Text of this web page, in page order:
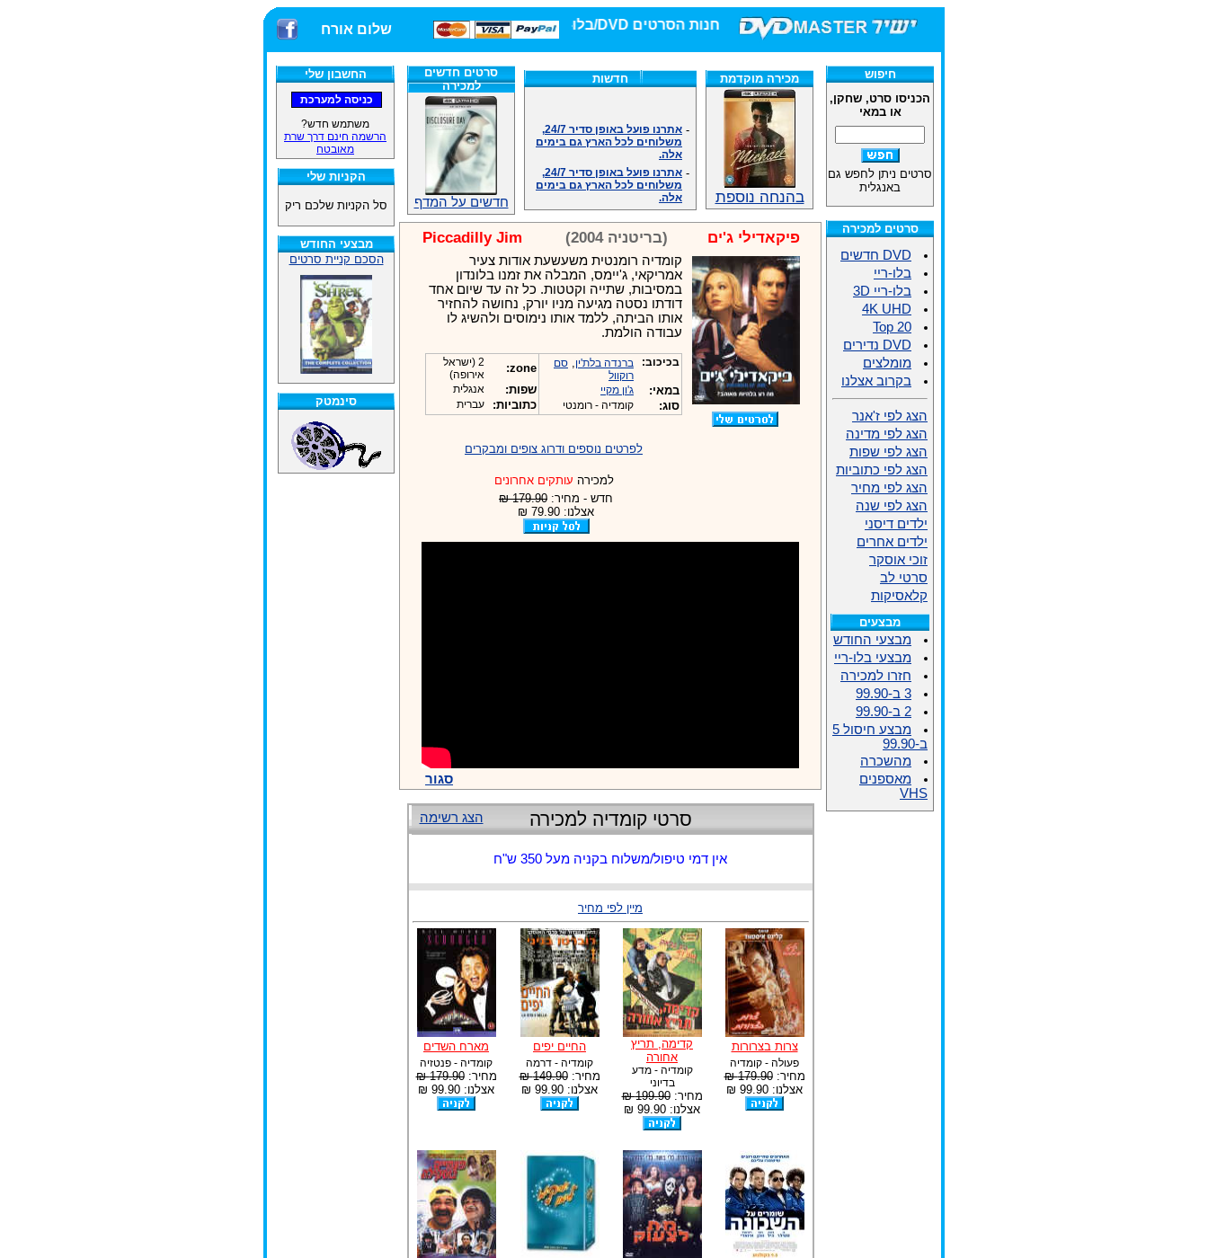
חנות הסרטים DVD/בלו-ריי/3D הגדולה ביותר! שלום אורח
החשבון שלי
משתמש חדש?
הרשמה חינם דרך שרת
מאובטח
הקניות שלי
סל הקניות שלכם ריק
מבצעי החודש
הסכם קניית סרטים
סינמטק
מכירה מוקדמת
בהנחה נוספת
חדשות
משלוחים לכל הארץ גם בימים
אלה.
משלוחים לכל הארץ גם בימים
אלה.
אנחנו כאן לכול שאלה וזמינים
במענה הטלפוני שלנו.ובמייל
.האתר לרשותכם פעיל 24/7
מענה טלפוני: 09-7652392
צוות דיוידי מאסטר ישיר.
זמינים במייל ובטלפון. האתר
לרשותכם פעיל 24/7
צוות דיוידי מאסטר ישיר.
אנחנו כאן לכול שאלה וזמינים
.האתר לרשותכם 24/7
מענה טלפוני: 09-7652392
צוות דיוידי מאסטר ישיר.
סרטים חדשים
למכירה
חדשים על המדף
פיקאדילי ג'ים (בריטניה 2004) Piccadilly Jim
קומדיה רומנטית משעשעת אודות צעיר
אמריקאי, ג'יימס, המבלה את זמנו בלונדון
במסיבות, שתייה וקטטות. כל זה עד שיום אחד
דודתו נסטה מגיעה מניו יורק, נחושה להחזיר
אותו הביתה, ללמד אותו נימוסים ולהשיג לו
עבודה הולמת.
בכיכוב: ברנדה בלת'ין, סם
רוקוול
במאי: ג'ון מקיי
סוג: קומדיה - רומנטי
zone:
2 (ישראל
אירופה)
שפות: אנגלית
כתוביות: עברית
לפרטים נוספים ודרוג צופים ומבקרים
למכירה עותקים אחרונים
חדש - מחיר: 179.90 ₪
אצלנו: 79.90 ₪
סגור
הצג רשימה סרטי קומדיה למכירה
אין דמי טיפול/משלוח בקניה מעל 350 ש"ח
מיין לפי מחיר
צרות בצרורות
פעולה - קומדיה
מחיר:179.90 ₪
אצלנו: 99.90 ₪
קדימה, תריץ
אחורה
קומדיה - מדע
בדיוני
מחיר:199.90 ₪
אצלנו: 99.90 ₪
החיים יפים
קומדיה - דרמה
מחיר:149.90 ₪
אצלנו: 99.90 ₪
מארח השדים
קומדיה - פנטזיה
מחיר:179.90 ₪
אצלנו: 99.90 ₪
חיפוש
הכניסו סרט, שחקן,
או במאי
סרטים ניתן לחפש גם
באנגלית
סרטים למכירה
DVD חדשים
בלו-ריי
בלו-ריי 3D
4K UHD
Top 20
DVD נדירים
מומלצים
בקרוב אצלנו
הצג לפי ז'אנר
הצג לפי מדינה
הצג לפי שפות
הצג לפי כתוביות
הצג לפי מחיר
הצג לפי שנה
ילדים דיסני
ילדים אחרים
זוכי אוסקר
סרטי לב
קלאסיקות
מבצעים
מבצעי החודש
מבצעי בלו-ריי
חזרו למכירה
3 ב-99.90
2 ב-99.90
מבצע חיסול 5
ב-99.90
מהשכרה
מאספנים
VHS